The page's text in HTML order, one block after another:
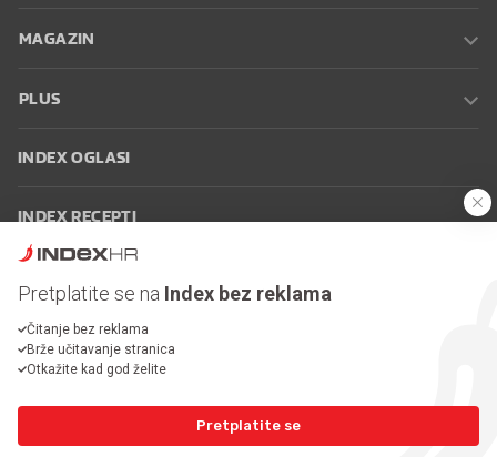
MAGAZIN
PLUS
INDEX OGLASI
INDEX RECEPTI
Oglašavanje Zaposli se na Indexu
korištenja
Postavke kolačića
© 2026 Index
Pretplatite se na Index bez reklama
Čitanje bez reklama
Brže učitavanje stranica
Otkažite kad god želite
Pretplatite se